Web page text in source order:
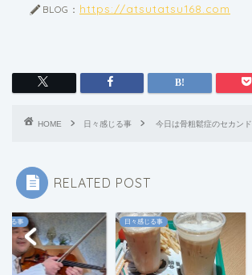
BLOG： https://atsutatsu168.com
HOME 日々感じる事 今日は骨粗鬆症のセカン
RELATED POST
じる事 日々感じる事